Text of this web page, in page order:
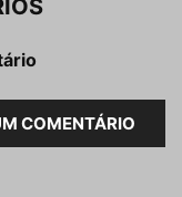
COMENTÁRIO